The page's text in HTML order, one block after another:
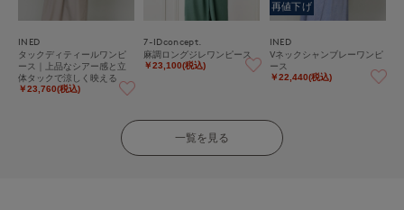
INED
タックディティールワンピ
ース｜上品なシアー感と立
体タックで涼しく映える
￥23,760(税込)
7-IDconcept.
麻調ロングジレワンピース
￥23,100(税込)
再値下げ
INED
Vネックシャンブレーワンピ
ース
￥22,440(税込)
一覧を見る